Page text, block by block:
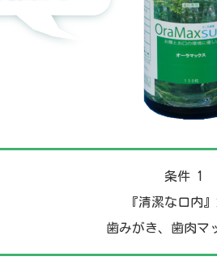
条件 1
『清潔な口内
歯みがき、歯肉マ